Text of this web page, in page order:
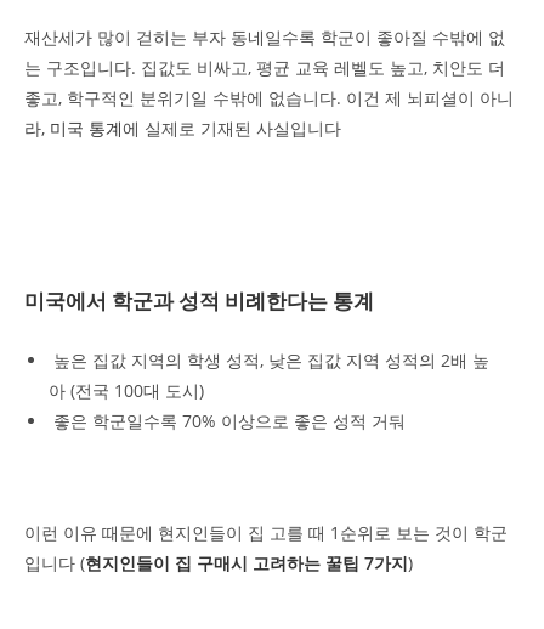
재산세가 많이 걷히는 부자 동네일수록 학군이 좋아질 수밖에 없
는 구조입니다. 집값도 비싸고, 평균 교육 레벨도 높고, 치안도 더
좋고, 학구적인 분위기일 수밖에 없습니다. 이건 제 뇌피셜이 아니
라, 미국 통계에 실제로 기재된 사실입니다
미국에서 학군과 성적 비례한다는 통계
높은 집값 지역의 학생 성적, 낮은 집값 지역 성적의 2배 높
아 (전국 100대 도시)
좋은 학군일수록 70% 이상으로 좋은 성적 거둬
이런 이유 때문에 현지인들이 집 고를 때 1순위로 보는 것이 학군
입니다 (현지인들이 집 구매시 고려하는 꿀팁 7가지)